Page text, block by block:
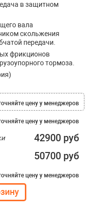
в защитном
вала
скольжения
передачи.
фрикционов
тормоза.
цену у менеджеров
цену у менеджеров
42900 руб
50700 руб
цену у менеджеров